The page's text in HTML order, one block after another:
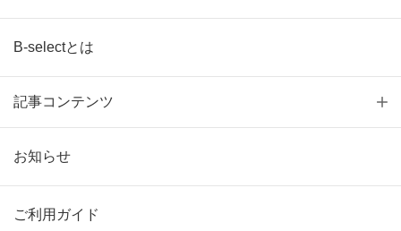
B-selectとは
記事コンテンツ
お知らせ
ご利用ガイド